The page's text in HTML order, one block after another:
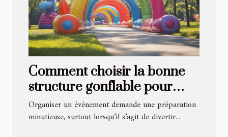
Comment choisir la bonne
structure gonflable pour
votre événement ?
Organiser un événement demande une préparation
minutieuse, surtout lorsqu’il s’agit de divertir...